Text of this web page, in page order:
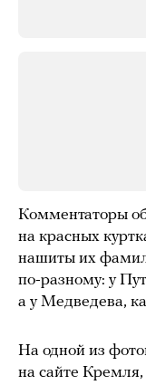
Комментаторы
на красных
нашиты их
по-разному: у
а у Медведева,
На одной из
на сайте Кремля,